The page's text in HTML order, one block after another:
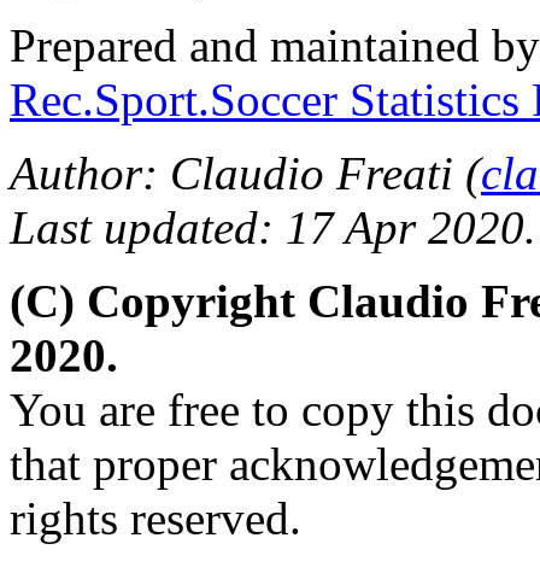
Prepared and maintained
Rec.Sport.Soccer
Author: Claudio Freati (
Last updated: 17 Apr 2020.
(C) Copyright Claudio
2020.
You are free to copy this
that proper
rights reserved.